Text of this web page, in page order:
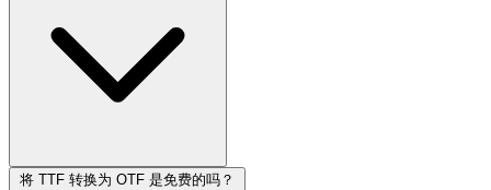
将 TTF 转换为 OTF 是免费的吗？